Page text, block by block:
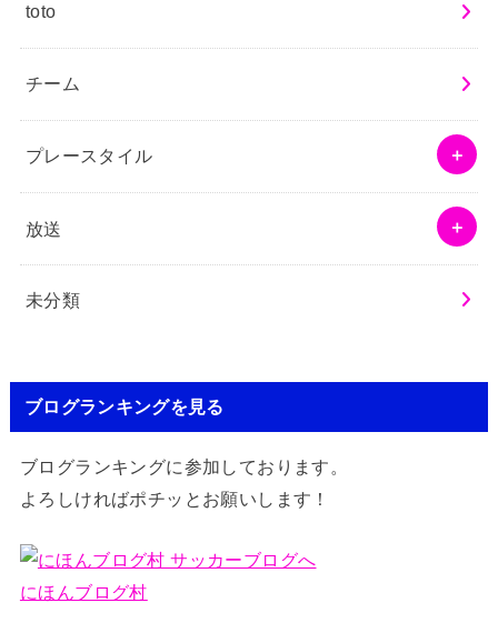
toto
チーム
プレースタイル
放送
未分類
ブログランキングを見る
ブログランキングに参加しております。
よろしければポチッとお願いします！
にほんブログ村